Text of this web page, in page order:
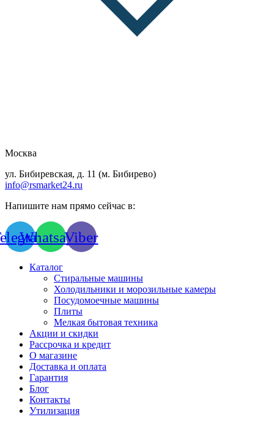
Москва
ул. Бибиревская, д. 11 (м. Бибирево)
info@rsmarket24.ru
Напишите нам прямо сейчас в:
WhatsappViber
Каталог
Стиральные машины
Холодильники и морозильные камеры
Посудомоечные машины
Плиты
Мелкая бытовая техника
Акции и скидки
Рассрочка и кредит
О магазине
Доставка и оплата
Гарантия
Блог
Контакты
Утилизация